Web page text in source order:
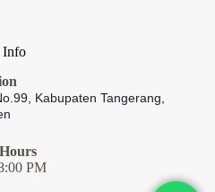
Info
Kabupaten Tangerang,
PM